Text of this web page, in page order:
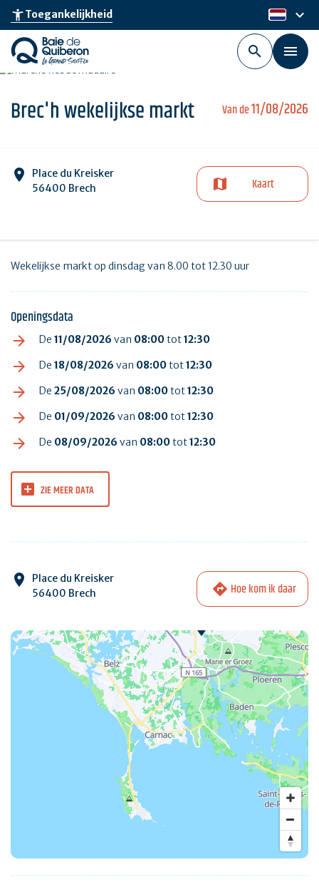
Skip
main
content
accessibility_newToegankelijkheid nl
keyboard_arrow_down
Van de11/08/2026
Brec'h wekelijkse markt
Place du Kreisker
56400 Brech
Kaart
Wekelijkse markt op dinsdag van 8.00 tot 12.30 uur
Openingsdata
De 11/08/2026 van 08:00tot12:30
De 18/08/2026 van 08:00tot12:30
De 25/08/2026 van 08:00tot12:30
De 01/09/2026 van 08:00tot12:30
De 08/09/2026 van 08:00tot12:30
ZIE MEER DATA
Place du Kreisker
56400 Brech
Hoe kom ik daar